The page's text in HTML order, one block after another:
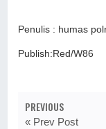
Penulis : humas
Publish:Red/W86
PREVIOUS
« Prev Post